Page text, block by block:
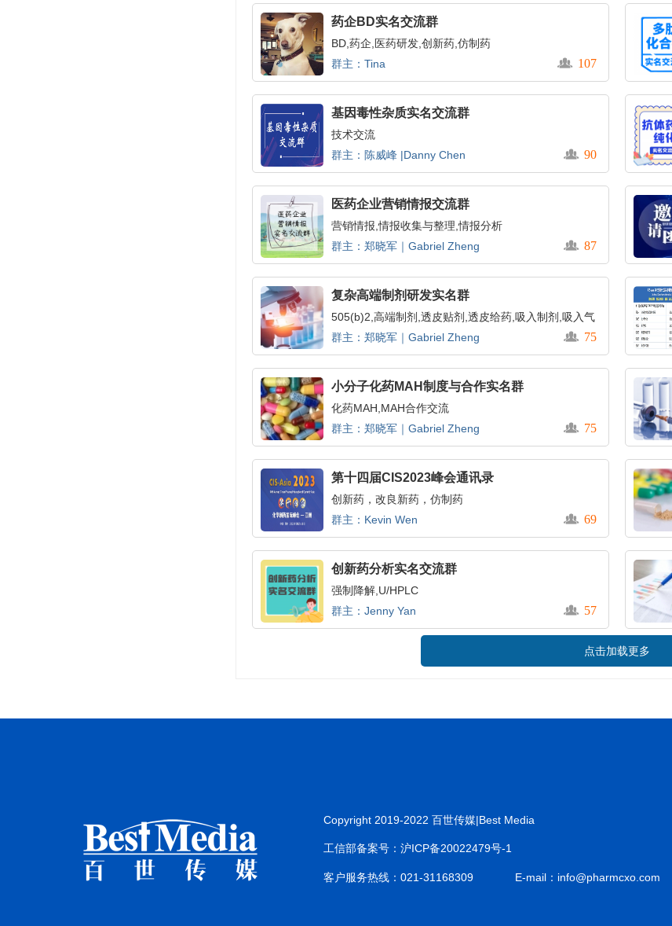
药企BD实名交流群
BD,药企,医药研发,创新药,仿制药
群主：Tina
107
基因毒性杂质实名交流群
技术交流
群主：陈威峰 |Danny Chen
90
医药企业营销情报交流群
营销情报,情报收集与整理,情报分析
群主：郑晓军｜Gabriel Zheng
87
复杂高端制剂研发实名群
505(b)2,高端制剂,透皮贴剂,透皮给药,吸入制剂,吸入气
雾剂
群主：郑晓军｜Gabriel Zheng 75
小分子化药MAH制度与合作实名群
化药MAH,MAH合作交流
群主：郑晓军｜Gabriel Zheng
75
第十四届CIS2023峰会通讯录
创新药，改良新药，仿制药
群主：Kevin Wen
69
创新药分析实名交流群
强制降解,U/HPLC
群主：Jenny Yan
57
点击加载更多
Copyright 2019-2022 百世传媒|Best Media
工信部备案号：沪ICP备20022479号-1
客户服务热线：021-31168309
E-mail：info@pharmcxo.com